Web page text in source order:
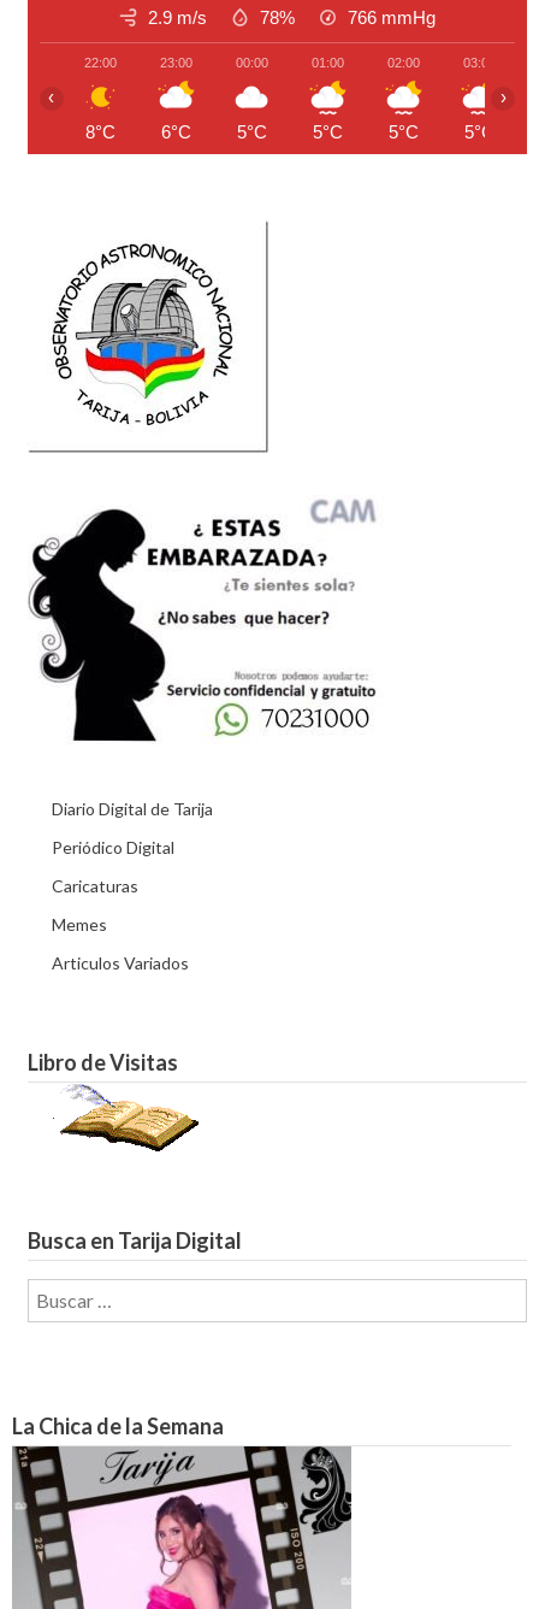
2.9 m/s 78% 766 mmHg
22:00
8°C
23:00
6°C
00:00
5°C
01:00
5°C
02:00
5°C
03:00
5°C
‹ ›
Diario Digital de Tarija
Periódico Digital
Caricaturas
Memes
Articulos Variados
Libro de Visitas
Busca en Tarija Digital
Buscar:
La Chica de la Semana